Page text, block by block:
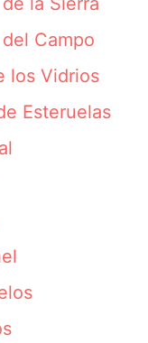
Campo
los Vidrios
Esteruelas